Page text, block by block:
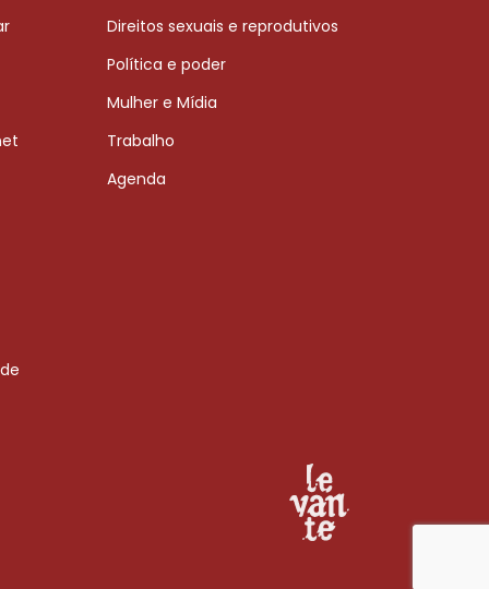
Direitos sexuais e reprodutivos
Política e poder
Mulher e Mídia
Trabalho
Agenda